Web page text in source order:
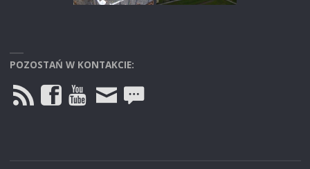
POZOSTAŃ W KONTAKCIE: